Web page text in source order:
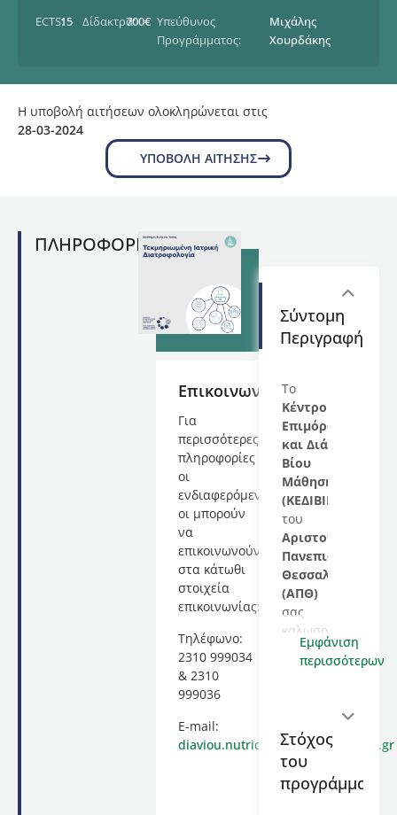
ECTS:15 Δίδακτρα:700€ Υπεύθυνος
Προγράμματος:
Μιχάλης
Χουρδάκης
Η υποβολή αιτήσεων ολοκληρώνεται στις
28-03-2024
ΥΠΟΒΟΛΉ ΑΊΤΗΣΗΣ
ΠΛΗΡΟΦΟΡΙΕΣ
Επικοινωνία
Για
περισσότερες
πληροφορίες
οι
ενδιαφερόμενες/
οι μπορούν
να
επικοινωνούν
στα κάτωθι
στοιχεία
επικοινωνίας:
Τηλέφωνο:
2310 999034
& 2310
999036
E-mail:
diaviou.nutriclab.med@med.auth.gr
Σύντομη
Περιγραφή
Το
Κέντρο
Επιμόρφωσης
και Διά
Βίου
Μάθησης
(ΚΕΔΙΒΙΜ)
του
Αριστοτελείου
Πανεπιστημίου
Θεσσαλονίκης
(ΑΠΘ)
σας
καλωσορίζει
στο
εκπαιδευτικό
“Τεκμηριωμένη
Ιατρική
Διατροφολογία”,
συνολικής
Εμφάνιση
περισσότερων
Στόχος
του
προγράμματος